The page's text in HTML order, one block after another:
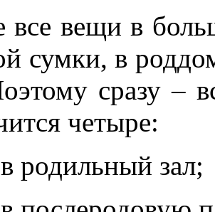
все вещи в
сумки, в
сразу –
четыре:
родильный зал;